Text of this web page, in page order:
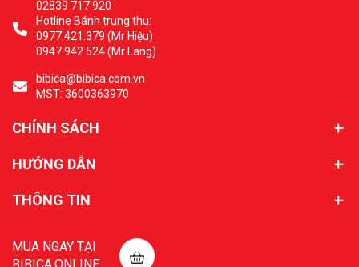
02839 717 920
Hotline Bánh trung thu:
0977.421.379 (Mr Hiệu)
0947.942.524 (Mr Lang)
bibica@bibica.com.vn
MST: 3600363970
CHÍNH SÁCH
HƯỚNG DẪN
THÔNG TIN
MUA NGAY TẠI